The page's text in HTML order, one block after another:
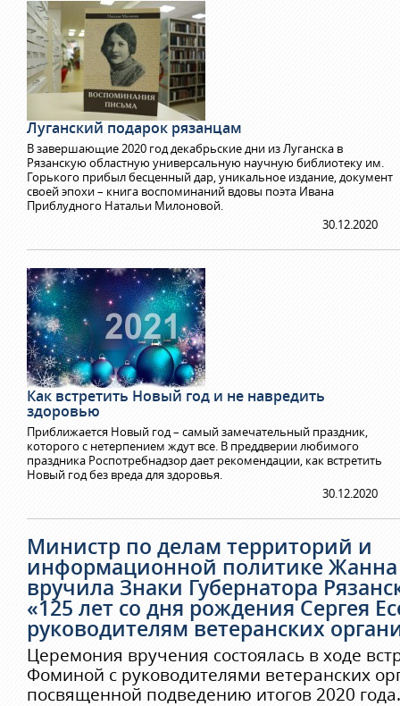
Луганский подарок рязанцам
В завершающие 2020 год декабрьские дни из Луганска в
Рязанскую областную универсальную научную библиотеку им.
Горького прибыл бесценный дар, уникальное издание, документ
своей эпохи – книга воспоминаний вдовы поэта Ивана
Приблудного Натальи Милоновой.
30.12.2020
Как встретить Новый год и не навредить
здоровью
Приближается Новый год – самый замечательный праздник,
которого с нетерпением ждут все. В преддверии любимого
праздника Роспотребнадзор дает рекомендации, как встретить
Новый год без вреда для здоровья.
30.12.2020
Министр по делам территорий и
информационной политике
вручила Знаки Губернатора
«125 лет со дня рождения Сергея
руководителям ветеранских
Церемония вручения состоялась в ходе
Фоминой с руководителями ветеранских
посвященной подведению итогов 2020 года.